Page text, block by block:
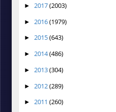
► 2017(2003)
► 2016(1979)
► 2015(643)
► 2014(486)
► 2013(304)
► 2012(289)
► 2011 (260)